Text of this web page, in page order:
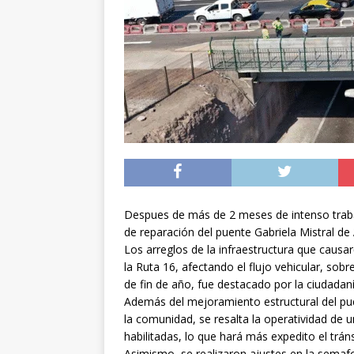
[ 05/08/2026 ]
Iquique
DEPORTES
[ 05/08/2026 ]
público del sector
[ 06/08/2026 ] El
Despues de más de 2 meses de intenso
de reparación del puente Gabriela Mistral
Los arreglos de la infraestructura que
la Ruta 16, afectando el flujo vehicular,
de fin de año, fue destacado por la
Además del mejoramiento estructural del
la comunidad, se resalta la operatividad de
habilitadas, lo que hará más expedito el